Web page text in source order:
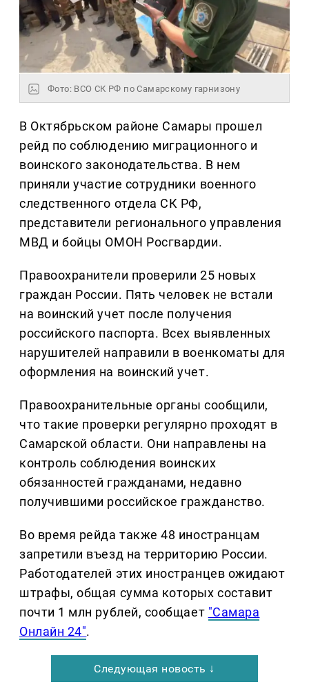
Фото: ВСО СК РФ по Самарскому гарнизону
В Октябрьском районе Самары прошел
рейд по соблюдению миграционного и
воинского законодательства. В нем
приняли участие сотрудники военного
следственного отдела СК РФ,
представители регионального управления
МВД и бойцы ОМОН Росгвардии.
Правоохранители проверили 25 новых
граждан России. Пять человек не встали
на воинский учет после получения
российского паспорта. Всех выявленных
нарушителей направили в военкоматы для
оформления на воинский учет.
Правоохранительные органы сообщили,
что такие проверки регулярно проходят в
Самарской области. Они направлены на
контроль соблюдения воинских
обязанностей гражданами, недавно
получившими российское гражданство.
Во время рейда также 48 иностранцам
запретили въезд на территорию России.
Работодателей этих иностранцев ожидают
штрафы, общая сумма которых составит
почти 1 млн рублей, сообщает "Самара
Онлайн 24".
Следующая новость ↓